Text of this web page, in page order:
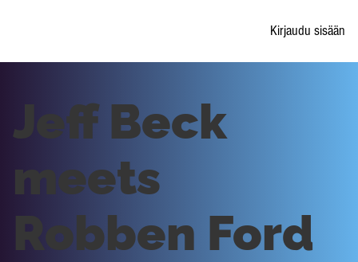
Kirjaudu sisään
Jeff Beck
meets
Robben Ford